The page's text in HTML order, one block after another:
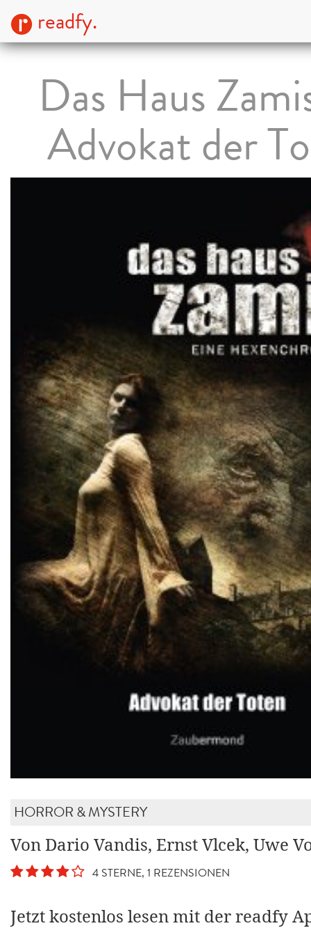
readfy.
Das Haus
Advokat der
HORROR & MYSTERY
Von Dario Vandis, Ernst Vlcek, Uwe
4 STERNE, 1 REZENSIONEN
Jetzt kostenlos lesen mit der readfy